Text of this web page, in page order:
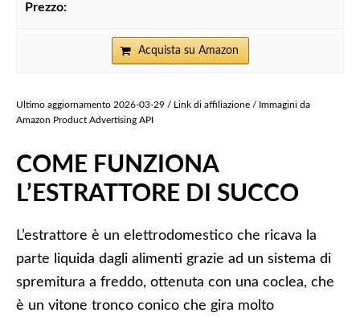
Acquista su Amazon
Ultimo aggiornamento 2026-03-29 / Link di affiliazione / Immagini da
Amazon Product Advertising API
COME FUNZIONA
L’ESTRATTORE DI SUCCO
L’estrattore è un elettrodomestico che ricava la
parte liquida dagli alimenti grazie ad un sistema di
spremitura a freddo, ottenuta con una coclea, che
è un vitone tronco conico che gira molto